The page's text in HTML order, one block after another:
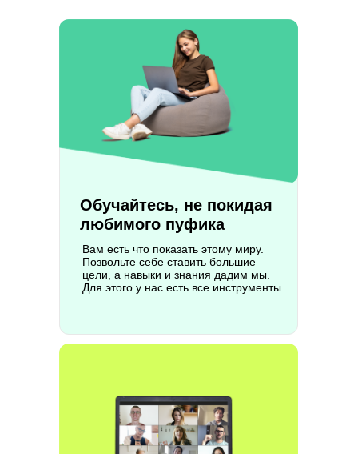
Обучайтесь, не покидая
любимого пуфика
Вам есть что показать этому миру.
Позвольте себе ставить большие
цели, а навыки и знания дадим мы.
Для этого у нас есть все инструменты.